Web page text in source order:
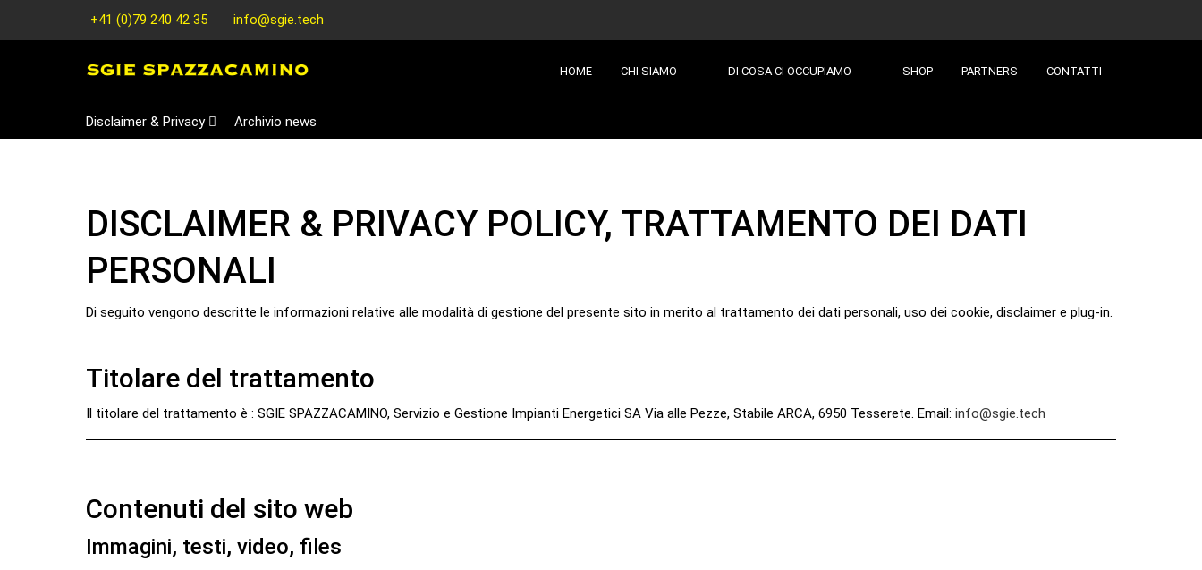
+41 (0)79 240 42 35 info@sgie.tech
HOME CHI SIAMO DI COSA CI OCCUPIAMO SHOP PARTNERS CONTATTI
Disclaimer & Privacy Archivio news
DISCLAIMER & PRIVACY POLICY, TRATTAMENTO DEI DATI
PERSONALI
Di seguito vengono descritte le informazioni relative alle modalità di gestione del presente sito in merito al trattamento dei dati personali, uso dei cookie, disclaimer e plug-in.
Titolare del trattamento
Il titolare del trattamento è : SGIE SPAZZACAMINO, Servizio e Gestione Impianti Energetici SA Via alle Pezze, Stabile ARCA, 6950 Tesserete. Email: info@sgie.tech
Contenuti del sito web
Immagini, testi, video, files